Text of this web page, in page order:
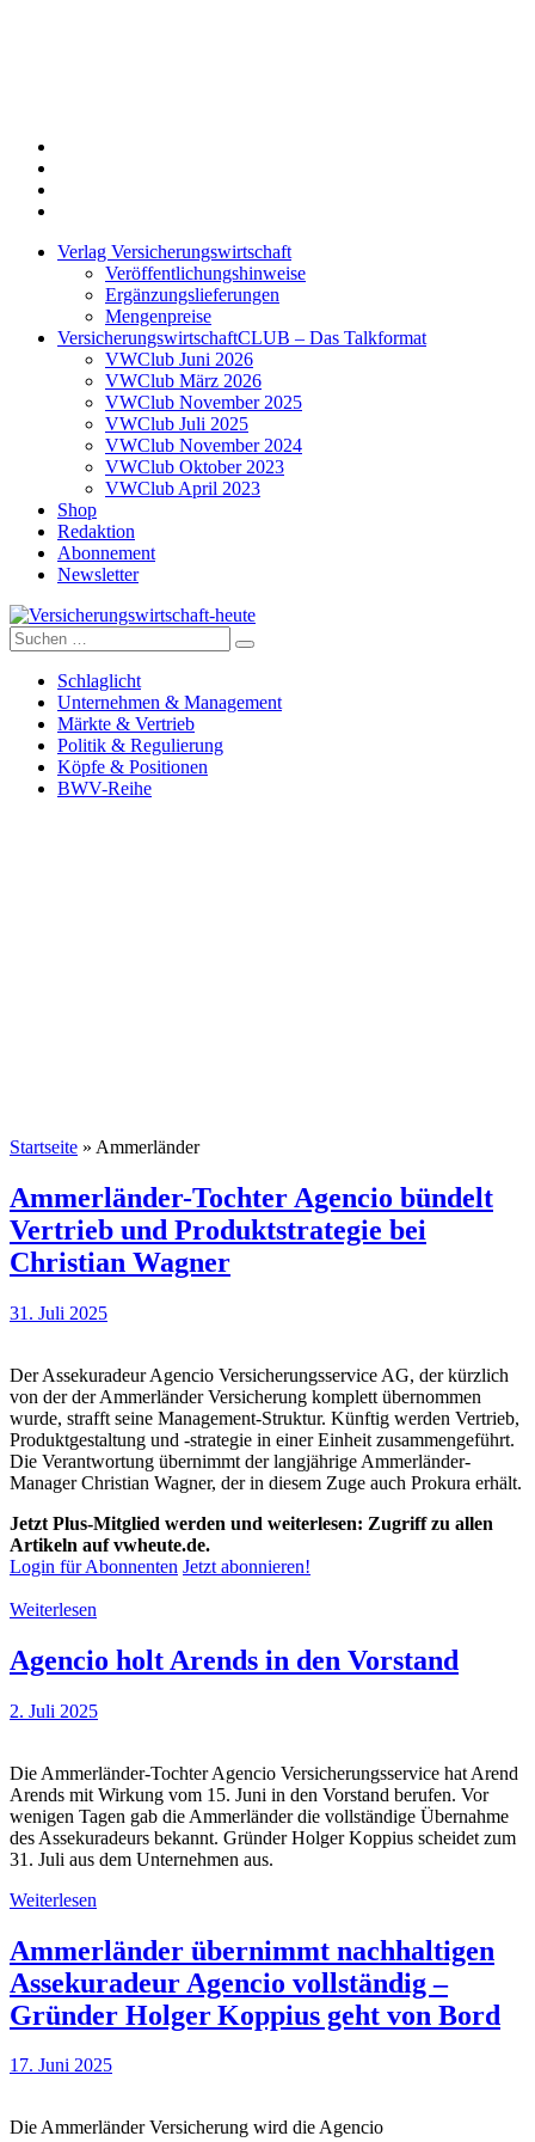
Verlag Versicherungswirtschaft
Veröffentlichungshinweise
Ergänzungslieferungen
Mengenpreise
VersicherungswirtschaftCLUB – Das Talkformat
VWClub Juni 2026
VWClub März 2026
VWClub November 2025
VWClub Juli 2025
VWClub November 2024
VWClub Oktober 2023
VWClub April 2023
Shop
Redaktion
Abonnement
Newsletter
Versicherungswirtschaft-heute
Suche
nach:
Schlaglicht
Unternehmen & Management
Märkte & Vertrieb
Politik & Regulierung
Köpfe & Positionen
BWV-Reihe
Startseite » Ammerländer
Ammerländer-Tochter Agencio bündelt
Vertrieb und Produktstrategie bei
Christian Wagner
31. Juli 2025
Der Assekuradeur Agencio Versicherungsservice AG, der kürzlich
von der der Ammerländer Versicherung komplett übernommen
wurde, strafft seine Management-Struktur. Künftig werden Vertrieb,
Produktgestaltung und -strategie in einer Einheit zusammengeführt.
Die Verantwortung übernimmt der langjährige Ammerländer-
Manager Christian Wagner, der in diesem Zuge auch Prokura erhält.
Jetzt Plus-Mitglied werden und weiterlesen: Zugriff zu allen
Artikeln auf vwheute.de.
Login für Abonnenten Jetzt abonnieren!
Weiterlesen
Agencio holt Arends in den Vorstand
2. Juli 2025
Die Ammerländer-Tochter Agencio Versicherungsservice hat Arend
Arends mit Wirkung vom 15. Juni in den Vorstand berufen. Vor
wenigen Tagen gab die Ammerländer die vollständige Übernahme
des Assekuradeurs bekannt. Gründer Holger Koppius scheidet zum
31. Juli aus dem Unternehmen aus.
Weiterlesen
Ammerländer übernimmt nachhaltigen
Assekuradeur Agencio vollständig –
Gründer Holger Koppius geht von Bord
17. Juni 2025
Die Ammerländer Versicherung wird die Agencio